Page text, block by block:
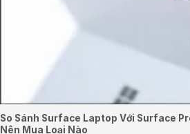
So Sánh Surface Laptop Với Surface
Nên Mua Loại Nào